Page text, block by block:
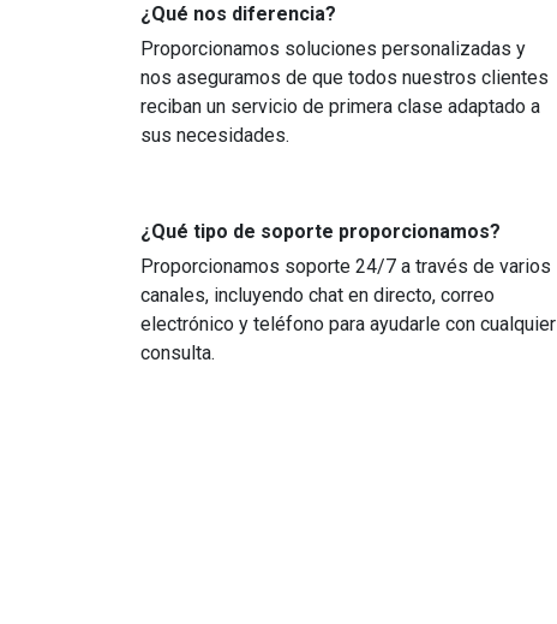
¿Qué nos diferencia?
Proporcionamos soluciones personalizadas y
nos aseguramos de que todos nuestros clientes
reciban un servicio de primera clase adaptado a
sus necesidades.
¿Qué tipo de soporte proporcionamos?
Proporcionamos soporte 24/7 a través de varios
canales, incluyendo chat en directo, correo
electrónico y teléfono para ayudarle con cualquier
consulta.